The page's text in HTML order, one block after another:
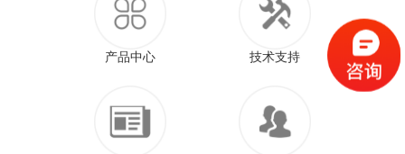
产品中心 技术支持